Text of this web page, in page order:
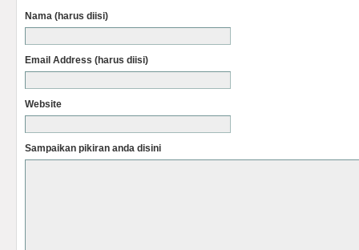
Nama (harus diisi)
Email Address (harus diisi)
Website
Sampaikan pikiran anda disini